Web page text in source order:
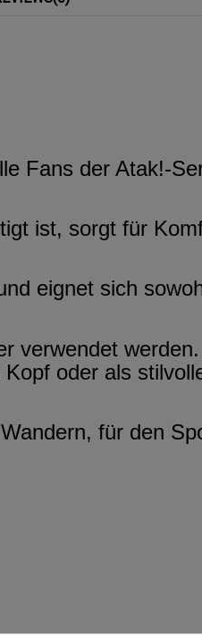
Fans der Atak!-
ist, sorgt für
eignet sich
verwendet
oder als
für den